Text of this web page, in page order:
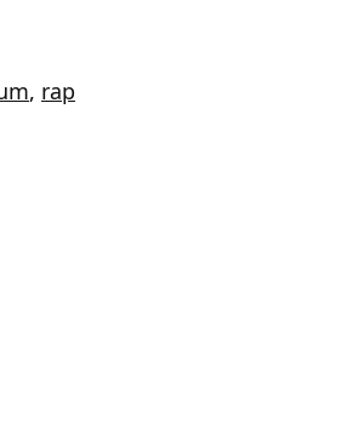
, rap